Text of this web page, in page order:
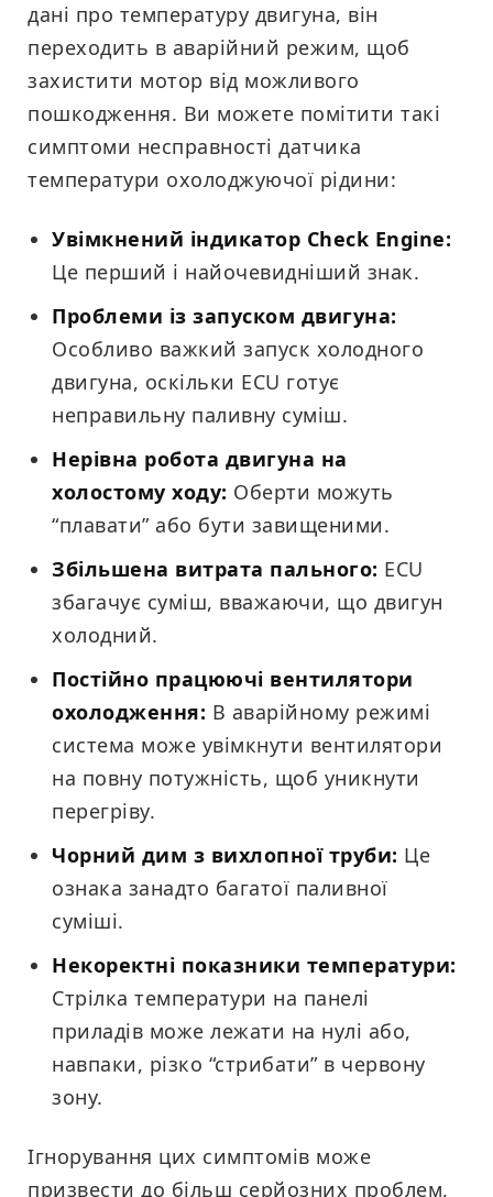
дані про температуру двигуна, він
переходить в аварійний режим, щоб
захистити мотор від можливого
пошкодження. Ви можете помітити такі
симптоми несправності датчика
температури охолоджуючої рідини:
Увімкнений індикатор Check Engine:
Це перший і найочевидніший знак.
Проблеми із запуском двигуна:
Особливо важкий запуск холодного
двигуна, оскільки ECU готує
неправильну паливну суміш.
Нерівна робота двигуна на
холостому ходу: Оберти можуть
“плавати” або бути завищеними.
Збільшена витрата пального: ECU
збагачує суміш, вважаючи, що двигун
холодний.
Постійно працюючі вентилятори
охолодження: В аварійному режимі
система може увімкнути вентилятори
на повну потужність, щоб уникнути
перегріву.
Чорний дим з вихлопної труби: Це
ознака занадто багатої паливної
суміші.
Некоректні показники температури:
Стрілка температури на панелі
приладів може лежати на нулі або,
навпаки, різко “стрибати” в червону
зону.
Ігнорування цих симптомів може
призвести до більш серйозних проблем,